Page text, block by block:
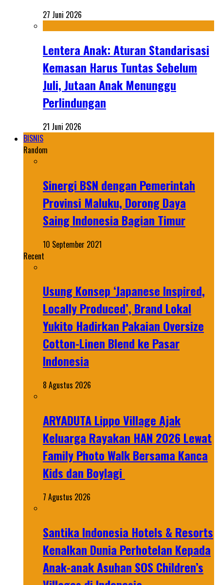
27 Juni 2026
Lentera Anak: Aturan Standarisasi
Kemasan Harus Tuntas Sebelum
Juli, Jutaan Anak Menunggu
Perlindungan
21 Juni 2026
BISNIS
Random
Sinergi BSN dengan Pemerintah
Provinsi Maluku, Dorong Daya
Saing Indonesia Bagian Timur
10 September 2021
Recent
Usung Konsep ‘Japanese Inspired,
Locally Produced’, Brand Lokal
Yukito Hadirkan Pakaian Oversize
Cotton-Linen Blend ke Pasar
Indonesia
8 Agustus 2026
ARYADUTA Lippo Village Ajak
Keluarga Rayakan HAN 2026 Lewat
Family Photo Walk Bersama Kanca
Kids dan Boylagi
7 Agustus 2026
Santika Indonesia Hotels & Resorts
Kenalkan Dunia Perhotelan Kepada
Anak-anak Asuhan SOS Children’s